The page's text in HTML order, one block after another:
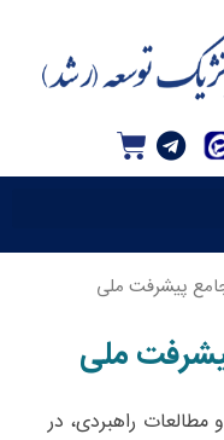
پیشرفت ملی
ملی
راهبردی، در